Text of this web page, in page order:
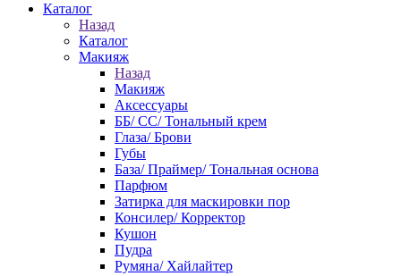
Каталог
Назад
Каталог
Макияж
Назад
Макияж
Аксессуары
ББ/ СС/ Тональный крем
Глаза/ Брови
Губы
База/ Праймер/ Тональная основа
Парфюм
Затирка для маскировки пор
Консилер/ Корректор
Кушон
Пудра
Румяна/ Хайлайтер